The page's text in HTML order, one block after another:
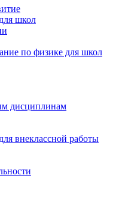
школ
по физике для школ
дисциплинам
внеклассной работы